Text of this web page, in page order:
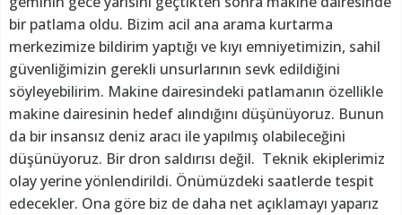
bir patlama oldu. Bizim acil ana arama kurtarma
merkezimize bildirim yaptığı ve kıyı emniyetimizin, sahil
güvenliğimizin gerekli unsurlarının sevk edildiğini
söyleyebilirim. Makine dairesindeki patlamanın özellikle
makine dairesinin hedef alındığını düşünüyoruz. Bunun
da bir insansız deniz aracı ile yapılmış olabileceğini
düşünüyoruz. Bir dron saldırısı değil. Teknik ekiplerimiz
olay yerine yönlendirildi. Önümüzdeki saatlerde tespit
edecekler. Ona göre biz de daha net açıklamayı yaparız